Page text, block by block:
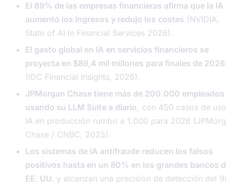
El 89% de las empresas financieras afirma que la IA
aumentó los ingresos y redujo los costes (NVIDIA,
State of AI in Financial Services 2026).
El gasto global en IA en servicios financieros se
proyecta en $89,4 mil millones para finales de 2026
(IDC Financial Insights, 2026).
JPMorgan Chase tiene más de 200.000 empleados
usando su LLM Suite a diario, con 450 casos de
IA en producción rumbo a 1.000 para 2026
Chase / CNBC, 2025).
Los sistemas de IA antifraude reducen los falsos
positivos hasta en un 80% en los grandes bancos
EE. UU. y alcanzan una precisión de detección del